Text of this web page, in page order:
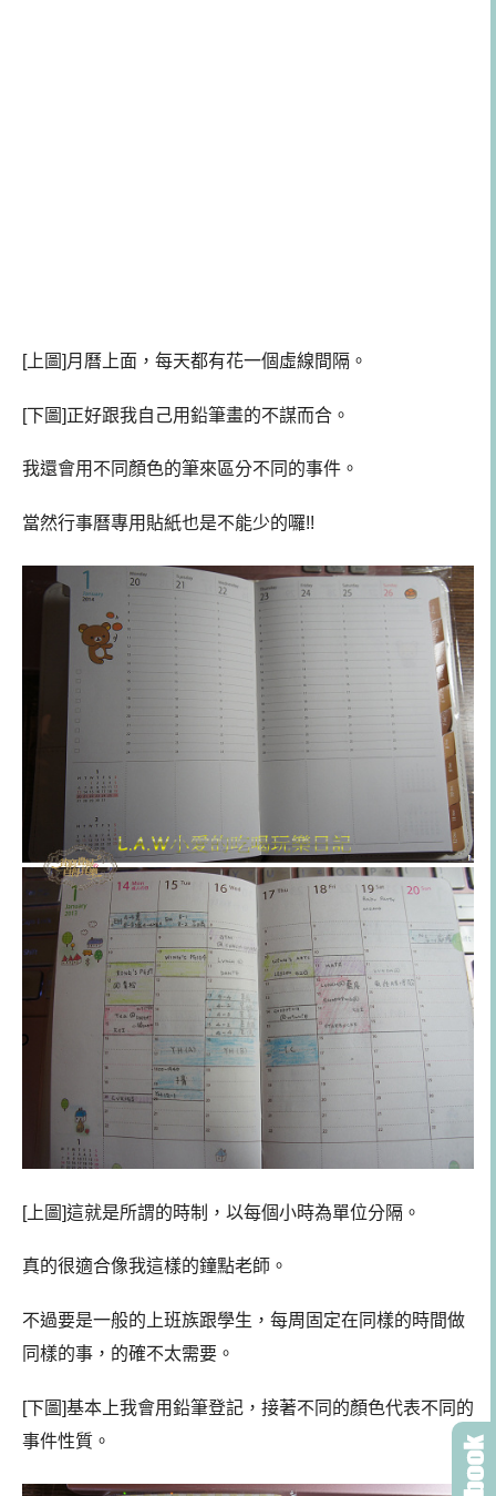
[上圖]月曆上面，每天都有花一個虛線間隔。
[下圖]正好跟我自己用鉛筆畫的不謀而合。
我還會用不同顏色的筆來區分不同的事件。
當然行事曆專用貼紙也是不能少的囉!!
[上圖]這就是所謂的時制，以每個小時為單位分隔。
真的很適合像我這樣的鐘點老師。
不過要是一般的上班族跟學生，每周固定在同樣的時間做
同樣的事，的確不太需要。
[下圖]基本上我會用鉛筆登記，接著不同的顏色代表不同的
事件性質。